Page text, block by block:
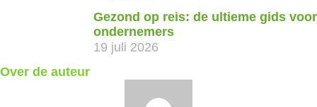
Gezond op reis: de ultieme gids voor
ondernemers
19 juli 2026
Over de auteur